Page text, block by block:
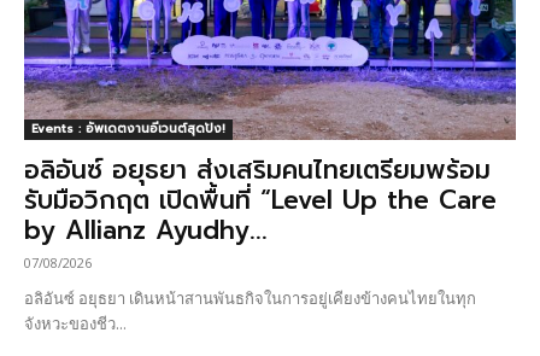
Events : อัพเดตงานอีเวนต์สุดปัง!
อลิอันซ์ อยุธยา ส่งเสริมคนไทยเตรียมพร้อม
รับมือวิกฤต เปิดพื้นที่ “Level Up the Care
by Allianz Ayudhy...
07/08/2026
อลิอันซ์ อยุธยา เดินหน้าสานพันธกิจในการอยู่เคียงข้างคนไทยในทุก
จังหวะของชีว...